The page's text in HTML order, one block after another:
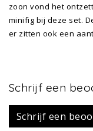
zoon vond het
minifig bij deze set.
er zitten ook een
Schrijf een
Schrijf een